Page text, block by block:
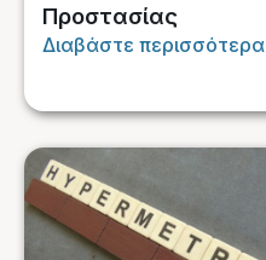
Προστασίας
Διαβάστε περισσότερα